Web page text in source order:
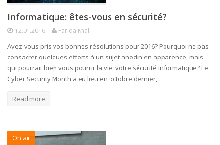
Informatique: êtes-vous en sécurité?
12.01.2016 Farida Khali
Avez-vous pris vos bonnes résolutions pour 2016? Pourquoi ne pas
consacrer quelques efforts à un sujet anodin en apparence, mais
qui pourrait bien vous pourrir la vie: votre sécurité informatique? Le
Cyber Security Month a eu lieu en octobre dernier,…
Read more
On air